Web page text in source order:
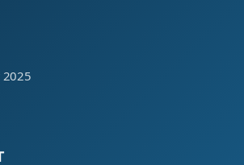
2025